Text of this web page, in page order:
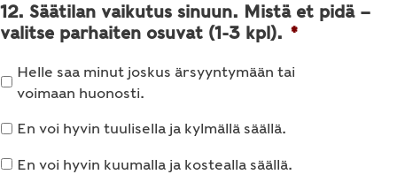
12. Säätilan vaikutus sinuun. Mistä et pidä –
valitse parhaiten osuvat (1-3 kpl). *
Helle saa minut joskus ärsyyntymään tai
voimaan huonosti.
En voi hyvin tuulisella ja kylmällä säällä.
En voi hyvin kuumalla ja kostealla säällä.